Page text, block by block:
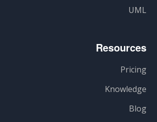
UML
Resources
Pricing
Knowledge
Blog